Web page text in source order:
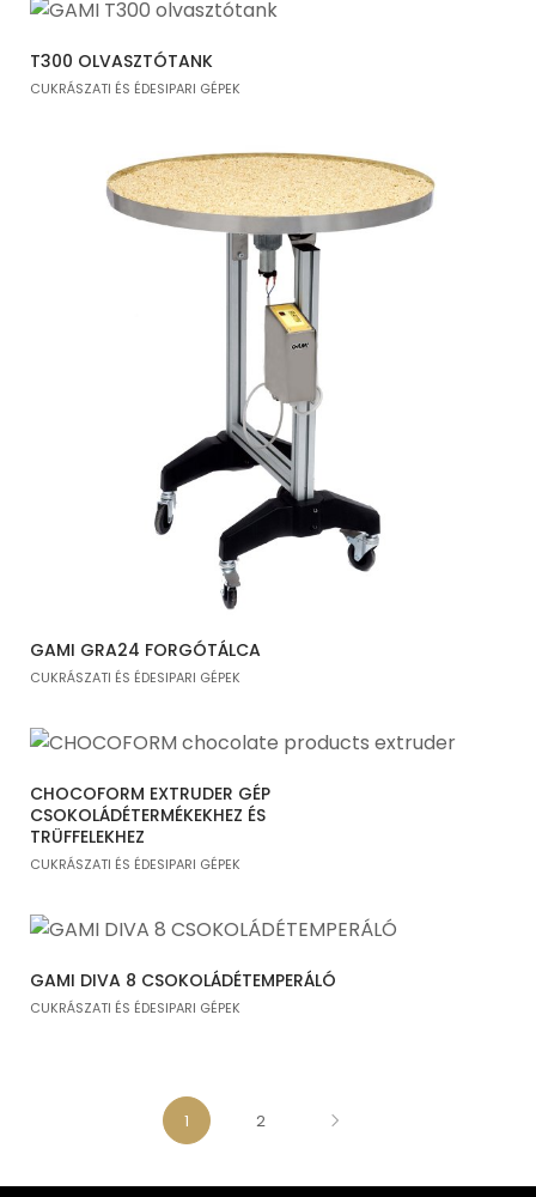
T300 OLVASZTÓTANK
CUKRÁSZATI ÉS ÉDESIPARI GÉPEK
GAMI GRA24 FORGÓTÁLCA
CUKRÁSZATI ÉS ÉDESIPARI GÉPEK
CHOCOFORM EXTRUDER GÉP
CSOKOLÁDÉTERMÉKEKHEZ ÉS
TRÜFFELEKHEZ
CUKRÁSZATI ÉS ÉDESIPARI GÉPEK
GAMI DIVA 8 CSOKOLÁDÉTEMPERÁLÓ
CUKRÁSZATI ÉS ÉDESIPARI GÉPEK
1 2